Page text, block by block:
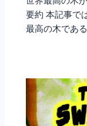
要約 本記事で
最高の木であ